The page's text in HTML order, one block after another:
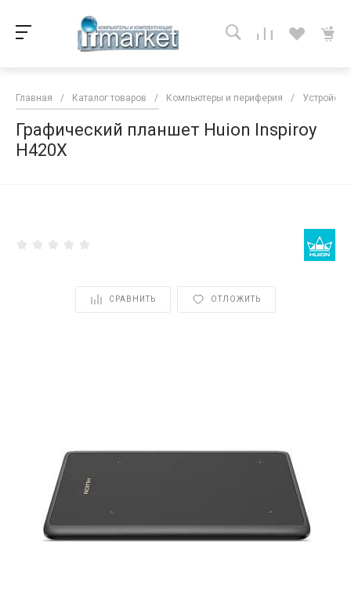
Главная / Каталог товаров / Компьютеры и периферия /
Графический планшет Huion Inspiroy
H420X
СРАВНИТЬ ОТЛОЖИТЬ